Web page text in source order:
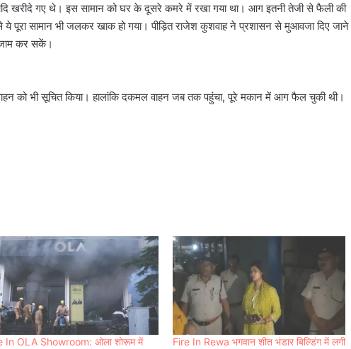
खरीदे गए थे। इस सामान को घर के दूसरे कमरे में रखा गया था। आग इतनी तेजी से फैली की
पूरा सामान भी जलकर खाक हो गया। पीड़ित राजेश कुशवाह ने प्रशासन से मुआवजा दिए जाने
कर सकें।
को भी सूचित किया। हालांकि दकमल वाहन जब तक पहुंचा, पूरे मकान में आग फैल चुकी थी।
In OLA Showroom: ओला शोरूम में
Fire In Rewa भगवान शीत भंडार बिल्डिंग में लगी